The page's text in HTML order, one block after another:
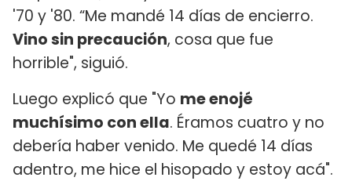
'70 y '80. “Me mandé 14 días de encierro.
Vino sin precaución, cosa que fue
horrible", siguió.
Luego explicó que "Yo me enojé
muchísimo con ella. Éramos cuatro y no
debería haber venido. Me quedé 14 días
adentro, me hice el hisopado y estoy acá".